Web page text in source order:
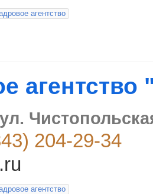
агентство
агентство
ул.
204-29-34
агентство